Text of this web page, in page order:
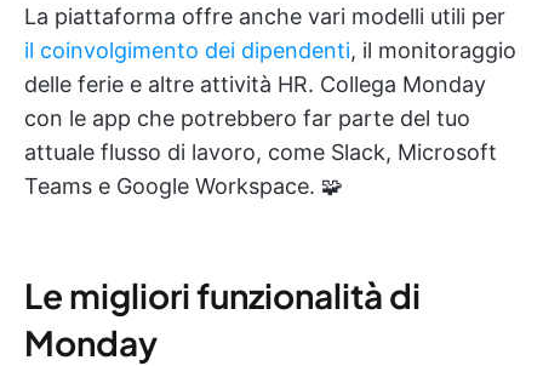
La piattaforma offre anche vari modelli utili per
il coinvolgimento dei dipendenti, il monitoraggio
delle ferie e altre attività HR. Collega Monday
con le app che potrebbero far parte del tuo
attuale flusso di lavoro, come Slack, Microsoft
Teams e Google Workspace. 🧩
Le migliori funzionalità di
Monday